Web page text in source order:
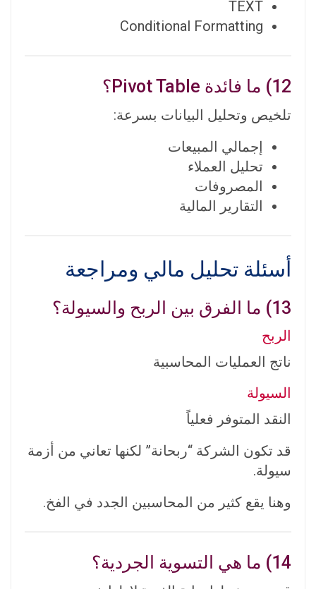
TEXT
Conditional Formatting
12) ما فائدة Pivot Table؟
تلخيص وتحليل البيانات بسرعة:
إجمالي المبيعات
تحليل العملاء
المصروفات
التقارير المالية
أسئلة تحليل مالي ومراجعة
13) ما الفرق بين الربح والسيولة؟
الربح
ناتج العمليات المحاسبية
السيولة
النقد المتوفر فعلياً
قد تكون الشركة “ربحانة” لكنها تعاني من أزمة
سيولة.
وهنا يقع كثير من المحاسبين الجدد في الفخ.
14) ما هي التسوية الجردية؟